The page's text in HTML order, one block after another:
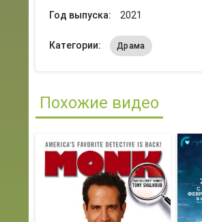
Год выпуска: 2021
Категории: Драма
Похожие видео